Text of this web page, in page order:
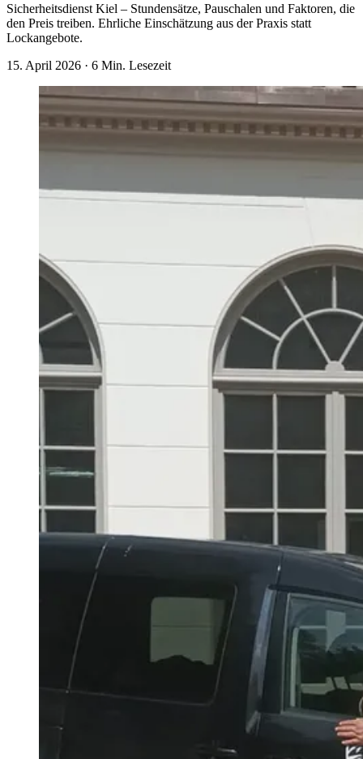
Sicherheitsdienst Kiel – Stundensätze, Pauschalen und Faktoren, die
den Preis treiben. Ehrliche Einschätzung aus der Praxis statt
Lockangebote.
15. April 2026 · 6 Min. Lesezeit